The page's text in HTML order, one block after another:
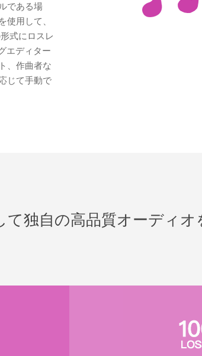
である場
用して、
式にロスレ
エディター
、作曲者な
じて手動で
て独自の高品質オーディオ